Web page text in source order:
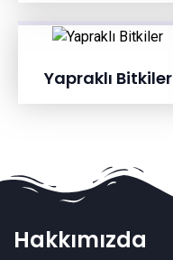
Yapraklı Bitkiler
Hakkımızda